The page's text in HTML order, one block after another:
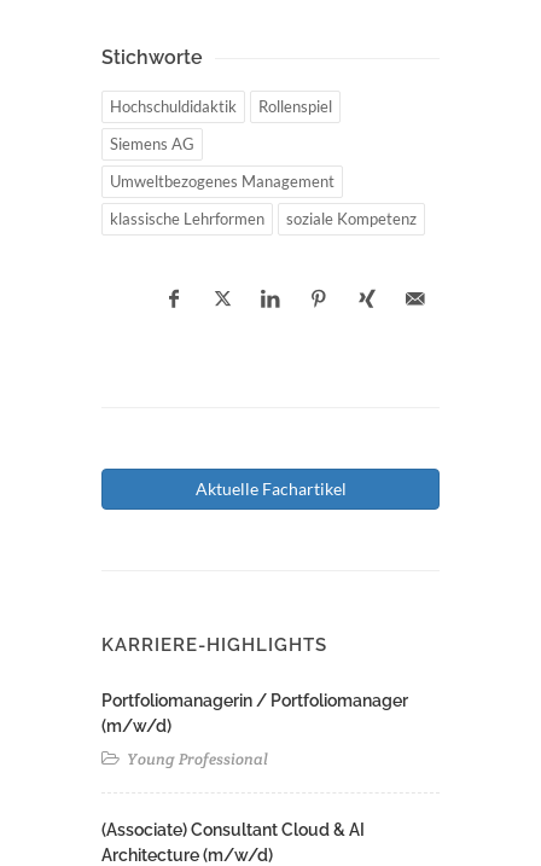
Stichworte
Hochschuldidaktik
Rollenspiel
Siemens AG
Umweltbezogenes Management
klassische Lehrformen
soziale Kompetenz
Aktuelle Fachartikel
KARRIERE-HIGHLIGHTS
Portfoliomanagerin / Portfoliomanager
(m/w/d)
Young Professional
(Associate) Consultant Cloud & AI
Architecture (m/w/d)​ ​